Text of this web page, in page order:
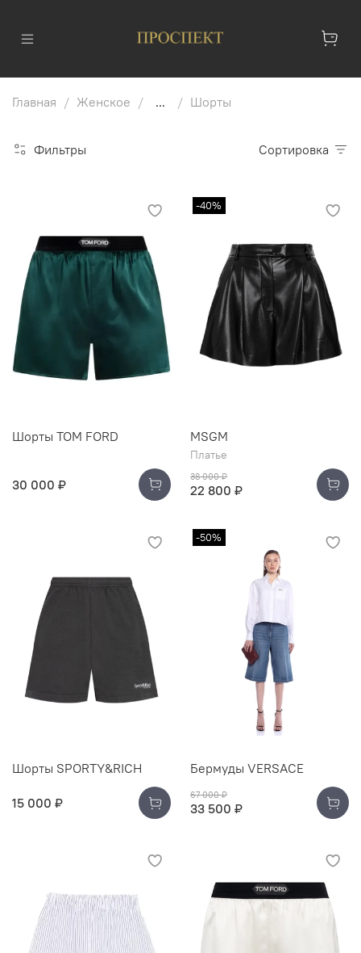
Главная Женское ... Шорты
Фильтры Сортировка
Шорты TOM FORD
30 000 ₽
-40%
MSGM
Платье
38 000 ₽
22 800 ₽
Шорты SPORTY&RICH
15 000 ₽
-50%
Бермуды VERSACE
67 000 ₽
33 500 ₽